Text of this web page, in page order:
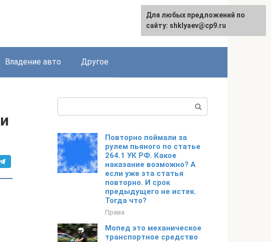
Владение авто Другое
Повторно поймали за
рулем пьяного по статье
264.1 УК РФ. Какое
наказание возможно? А
если уже эта статья
повторно. И срок
предыдущего не истек.
Тогда что?
Права
Мопед это механическое
транспортное средство
Для любых предложений по
сайту: shklyaev@cp9.ru